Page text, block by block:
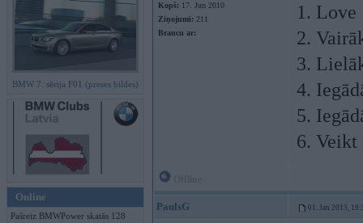
BMW 7. sērija F01 (preses bildes)
Online
Pašreiz BMWPower skatās 128
Kopš: 17. Jun 2010
Ziņojumi: 211
Braucu ar:
1. Love
2.
3.
4.
5.
6. Veikt
PaulsG 01. Jan 2013,